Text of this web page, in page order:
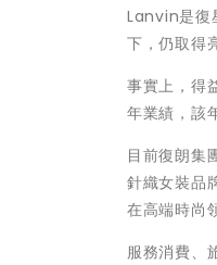
Lanvin是復
下，仍取得
事實上，得
年業績，該
目前復朗集
針織女裝品
在高端時尚
服務消費、